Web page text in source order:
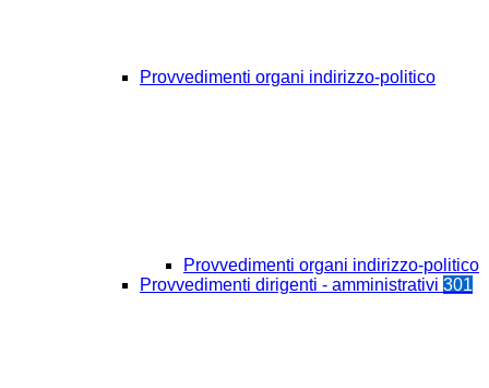
Provvedimenti organi indirizzo-politico
Provvedimenti organi indirizzo-politico
Provvedimenti dirigenti - amministrativi 301